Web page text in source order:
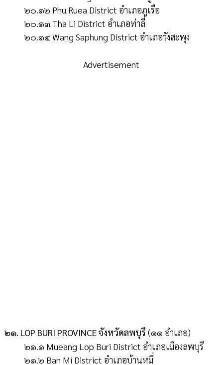
๒๐.๑๒ Phu Ruea District อำเภอภูเรือ
๒๐.๑๓ Tha Li District อำเภอท่าลี่
๒๐.๑๔ Wang Saphung District อำเภอวังสะพุง
Advertisement
๒๑. LOP BURI PROVINCE จังหวัดลพบุรี (๑๑ อำเภอ)
๒๑.๑ Mueang Lop Buri District อำเภอเมืองลพบุรี
๒๑.๒ Ban Mi District อำเภอบ้านหมี่